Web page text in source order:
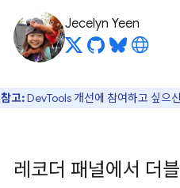
Jecelyn Yeen
참고:DevTools 개선에 참여하고 싶으
레코더 패널에서 더